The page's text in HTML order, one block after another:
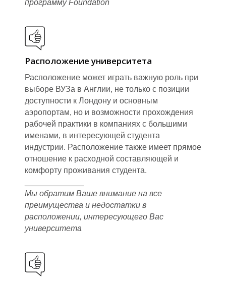
В
программу Foundation
Расположение университета
Расположение может играть важную роль при
выборе ВУЗа в Англии, не только с позиции
доступности к Лондону и основным
аэропортам, но и возможности прохождения
рабочей практики в компаниях с большими
именами, в интересующей студента
индустрии. Расположение также имеет прямое
отношение к расходной составляющей и
комфорту проживания студента.
Мы обратим Ваше внимание на все
преимущества и недостатки в
расположении, интересующего Вас
университета